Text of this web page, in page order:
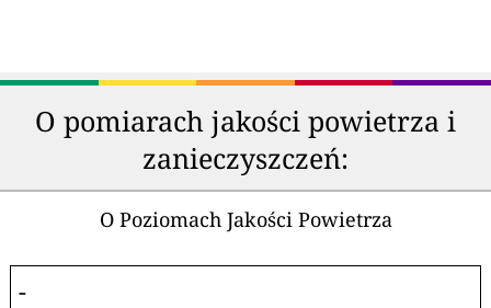
O pomiarach jakości powietrza i
zanieczyszczeń:
O Poziomach Jakości Powietrza
-